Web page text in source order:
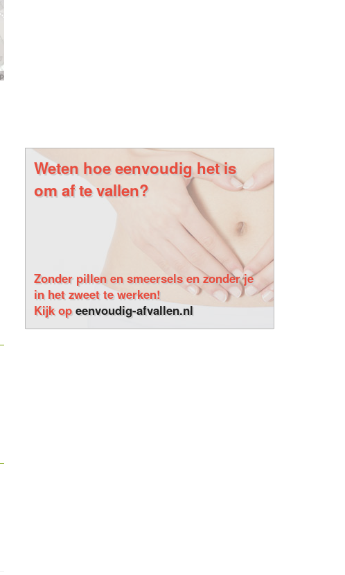
Weten hoe eenvoudig het is
om af te vallen?
Zonder pillen en smeersels en zonder je
in het zweet te werken!
Kijk opeenvoudig-afvallen.nl